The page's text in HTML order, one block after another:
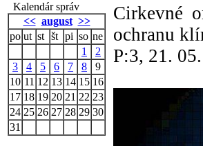
Kalendár správ
<< august >>
po ut st št pi so ne
1
2
3
4 5 6 7 8
9
10 11 12 13 14 15 16
17 18 19 20 21 22 23
24 25 26 27 28 29 30
31
Cirkevné
ochranu
P:3, 21.